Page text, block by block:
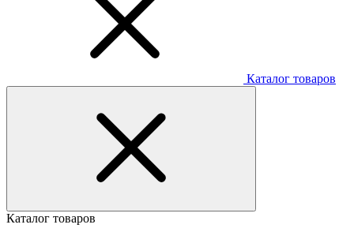
Каталог товаров
Каталог товаров